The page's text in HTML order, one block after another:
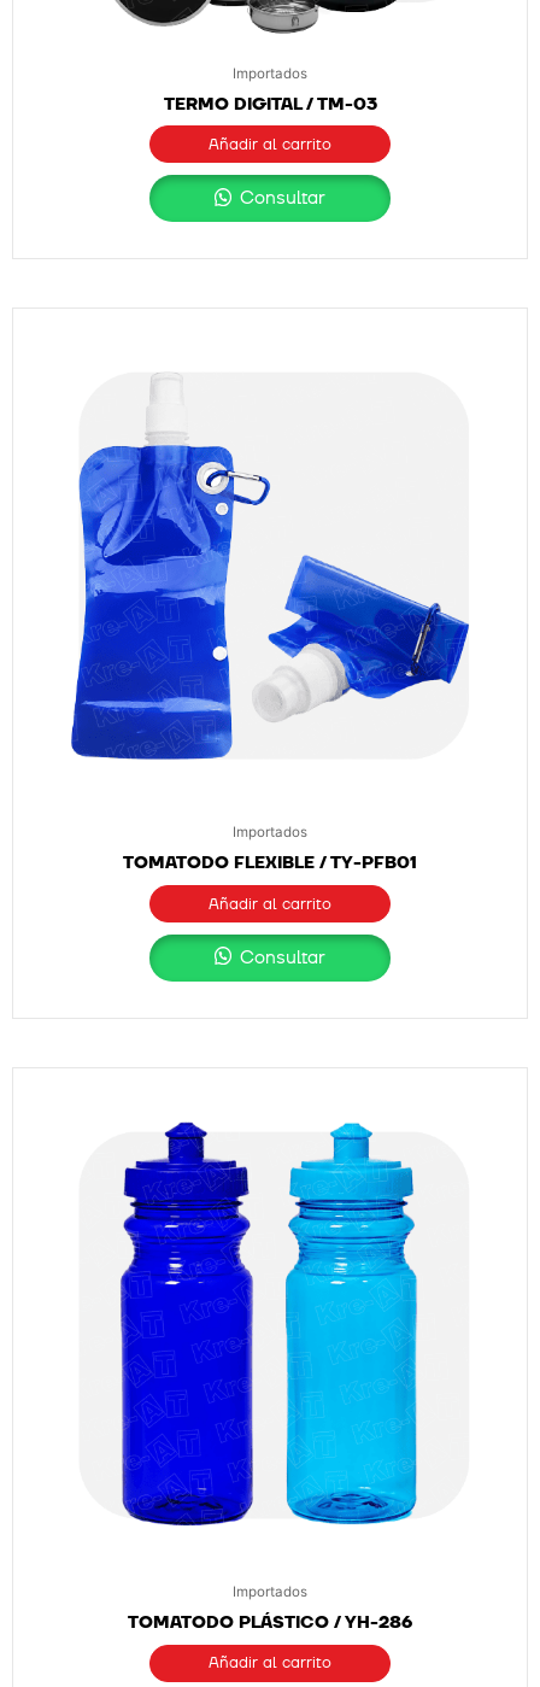
Importados
TERMO DIGITAL / TM-03
Añadir al carrito
Consultar
Importados
TOMATODO FLEXIBLE / TY-PFB01
Añadir al carrito
Consultar
Importados
TOMATODO PLÁSTICO / YH-286
Añadir al carrito